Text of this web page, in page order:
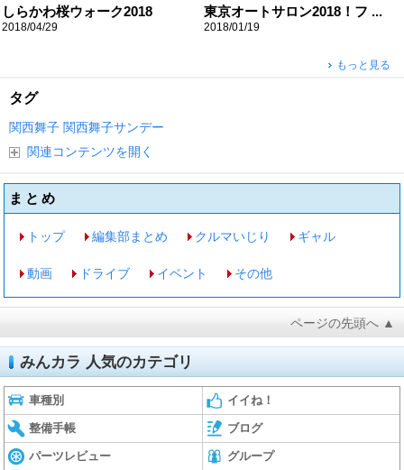
しらかわ桜ウォーク2018
2018/04/29
東京オートサロン2018！フ ...
2018/01/19
もっと見る
タグ
関西舞子 関西舞子サンデー
関連コンテンツを開く
まとめ
トップ 編集部まとめ クルマいじり ギャル
動画 ドライブ イベント その他
ページの先頭へ ▲
みんカラ 人気のカテゴリ
車種別 イイね！
整備手帳 ブログ
パーツレビュー グループ